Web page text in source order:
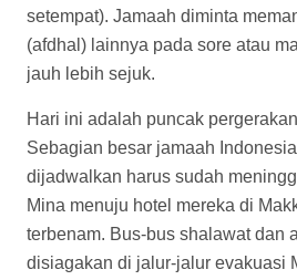
setempat). Jamaah diminta
(afdhal) lainnya pada sore atau
jauh lebih sejuk.
Hari ini adalah puncak pergerakan
Sebagian besar jamaah
dijadwalkan harus sudah
Mina menuju hotel mereka di
terbenam. Bus-bus shalawat dan
disiagakan di jalur-jalur evakuasi